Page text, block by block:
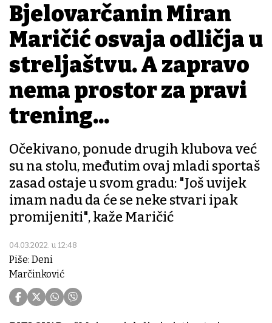
Bjelovarčanin Miran
Maričić osvaja odličja u
streljaštvu. A zapravo
nema prostor za pravi
trening...
Očekivano, ponude drugih klubova već
su na stolu, međutim ovaj mladi sportaš
zasad ostaje u svom gradu: "Još uvijek
imam nadu da će se neke stvari ipak
promijeniti", kaže Maričić
04.03.2022. u 12:48
Piše: Deni
Marčinković